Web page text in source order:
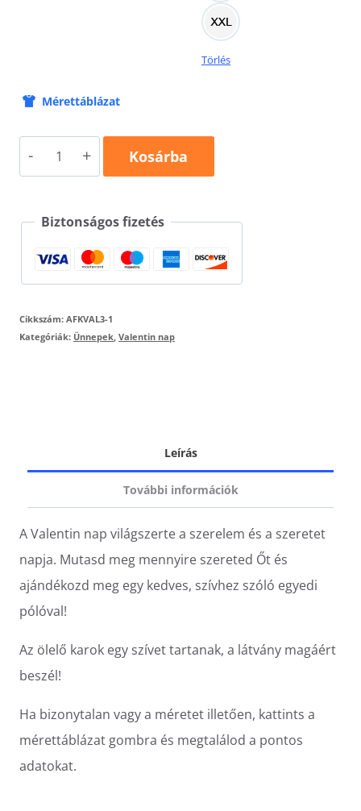
Törlés
Mérettáblázat
Szeretlek
egyedi
mennyiség
Kosárba
Biztonságos fizetés
Cikkszám: AFKVAL3-1
Kategóriák: Ünnepek, Valentin nap
Leírás
További információk
A Valentin nap világszerte a szerelem és a szeretet
napja. Mutasd meg mennyire szereted Őt és
ajándékozd meg egy kedves, szívhez szóló egyedi
pólóval!
Az ölelő karok egy szívet tartanak, a látvány magáért
beszél!
Ha bizonytalan vagy a méretet illetően, kattints a
mérettáblázat gombra és megtalálod a pontos
adatokat.